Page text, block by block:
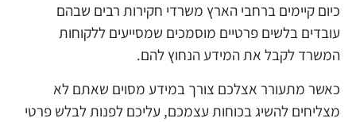
כיום קיימים ברחבי הארץ משרדי חקירות רבים שבהם
עובדים בלשים פרטיים מוסמכים שמסייעים ללקוחות
המשרד לקבל את המידע הנחוץ להם.
כאשר מתעורר אצלכם צורך במידע מסוים שאתם לא
מצליחים להשיג בכוחות עצמכם, עליכם לפנות לבלש פרטי